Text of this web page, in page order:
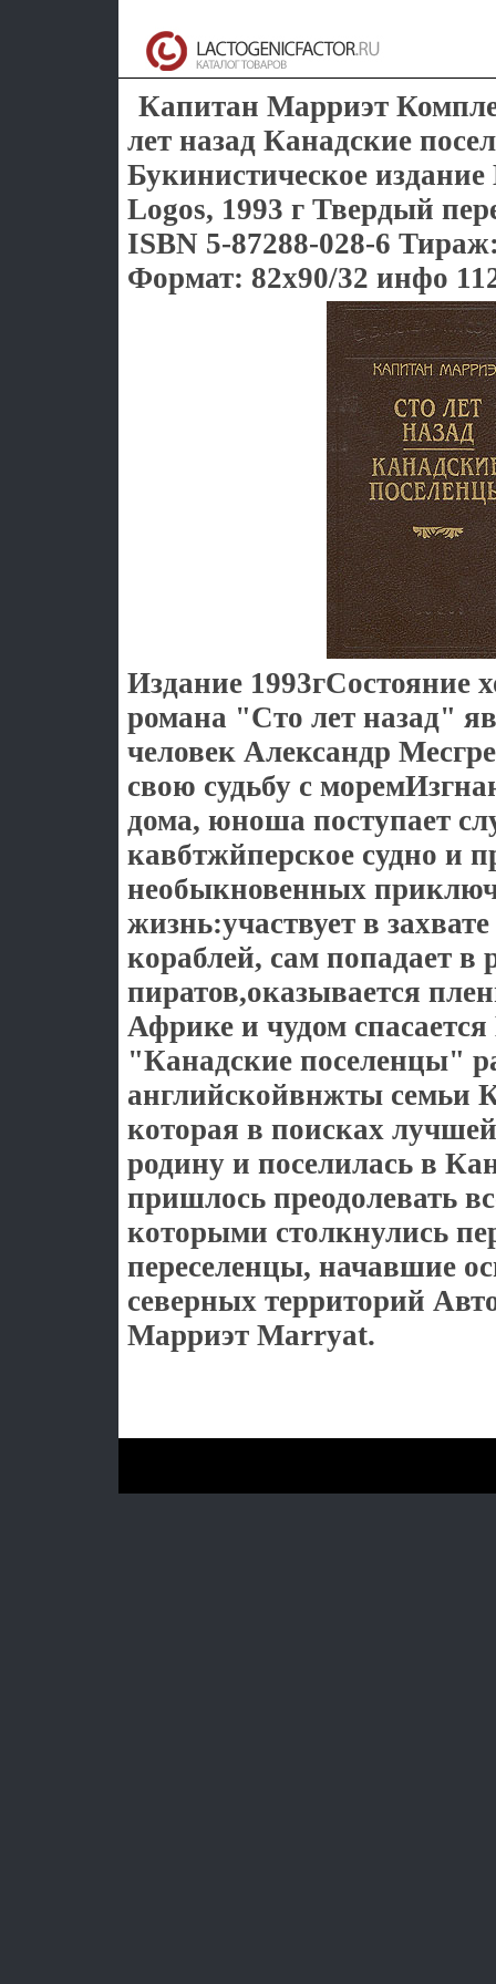
Капитан Марриэт
лет назад Канадские
Букинистическое издание
Logos, 1993 г Твердый
ISBN 5-87288-028-6
Формат: 82x90/32 инфо
Издание 1993гСостояние
романа "Сто лет назад"
человек Александр
свою судьбу с
дома, юноша поступает
кавбтжйперское судно и
необыкновенных
жизнь:участвует в
кораблей, сам попадает в
пиратов,оказывается
Африке и чудом
"Канадские поселенцы"
английскойвнжты семьи
которая в поисках
родину и поселилась в
пришлось преодолевать
которыми столкнулись
переселенцы, начавшие
северных территорий
Марриэт Marryat.